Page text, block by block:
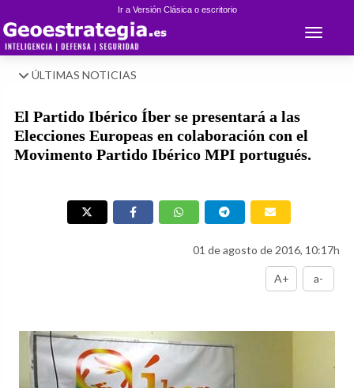
Ir a Versión Clásica o escritorio
Toggle
ÚLTIMAS NOTICIAS
El Partido Ibérico Íber se presentará a las
Elecciones Europeas en colaboración con el
Movimento Partido Ibérico MPI portugués.
01 de agosto de 2016, 10:17h
A+ a-